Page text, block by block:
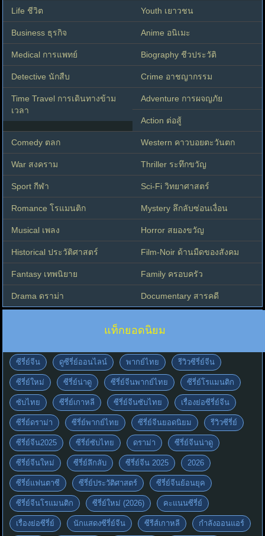
Life ชีวิต Youth เยาวชน
Business ธุรกิจ Anime อนิเมะ
Medical การแพทย์ Biography ชีวประวัติ
Detective นักสืบ Crime อาชญากรรม
Time Travel การเดินทางข้าม
เวลา
Adventure การผจญภัย
Action ต่อสู้
Comedy ตลก Western คาวบอยตะวันตก
War สงคราม Thriller ระทึกขวัญ
Sport กีฬา Sci-Fi วิทยาศาสตร์
Romance โรแมนติก Mystery ลึกลับซ่อนเงื่อน
Musical เพลง Horror สยองขวัญ
Historical ประวัติศาสตร์ Film-Noir ด้านมืดของสังคม
Fantasy เทพนิยาย Family ครอบครัว
Drama ดราม่า Documentary สารคดี
แท็กยอดนิยม
ซีรี่ย์จีน ดูซีรี่ย์ออนไลน์ พากย์ไทย รีวิวซีรี่ย์จีน
ซีรี่ย์ใหม่ ซีรี่ย์น่าดู ซีรี่ย์จีนพากย์ไทย ซีรี่ย์โรแมนติก
ซับไทย ซีรี่ย์เกาหลี ซีรี่ย์จีนซับไทย เรื่องย่อซีรี่ย์จีน
ซีรี่ย์ดราม่า ซีรี่ย์พากย์ไทย ซีรี่ย์จีนยอดนิยม รีวิวซีรี่ย์
ซีรี่ย์จีน2025 ซีรี่ย์ซับไทย ดราม่า ซีรี่ย์จีนน่าดู
ซีรี่ย์จีนใหม่ ซีรี่ย์ลึกลับ ซีรี่ย์จีน 2025 2026
ซีรี่ย์แฟนตาซี ซีรี่ย์ประวัติศาสตร์ ซีรี่ย์จีนย้อนยุค
ซีรี่ย์จีนโรแมนติก ซีรี่ย์ใหม่ (2026) คะแนนซีรี่ย์
เรื่องย่อซีรี่ย์ นักแสดงซีรี่ย์จีน ซีรีส์เกาหลี กำลังออนแอร์